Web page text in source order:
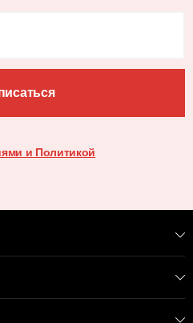
и Политикой